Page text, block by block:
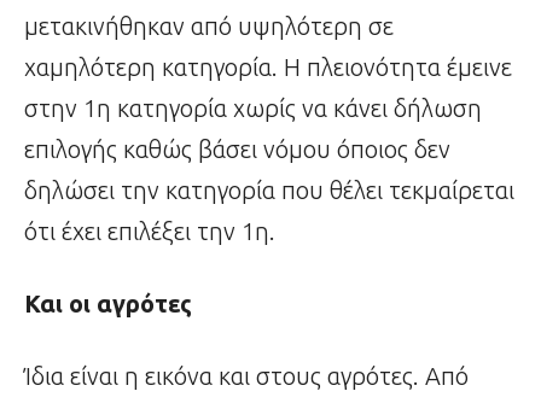
μετακινήθηκαν από υψηλότερη σε
χαμηλότερη κατηγορία. Η πλειονότητα έμεινε
στην 1η κατηγορία χωρίς να κάνει δήλωση
επιλογής καθώς βάσει νόμου όποιος δεν
δηλώσει την κατηγορία που θέλει τεκμαίρεται
ότι έχει επιλέξει την 1η.
Και οι αγρότες
Ίδια είναι η εικόνα και στους αγρότες. Από